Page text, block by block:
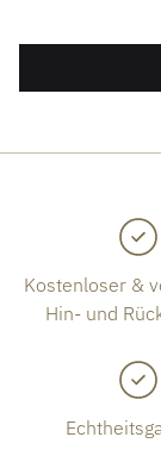
Kostenloser &
Hin- und